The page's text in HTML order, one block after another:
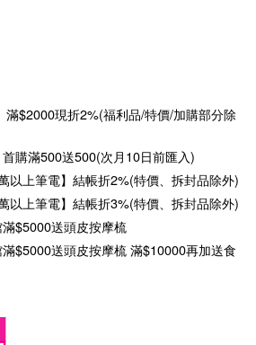
滿$2000現折2%(福利品/特價/加購部分除
首購滿500送500(次月10日前匯入)
以上筆電】結帳折2%(特價、拆封品除外)
以上筆電】結帳折3%(特價、拆封品除外)
滿$5000送頭皮按摩梳
滿$5000送頭皮按摩梳 滿$10000再加送食